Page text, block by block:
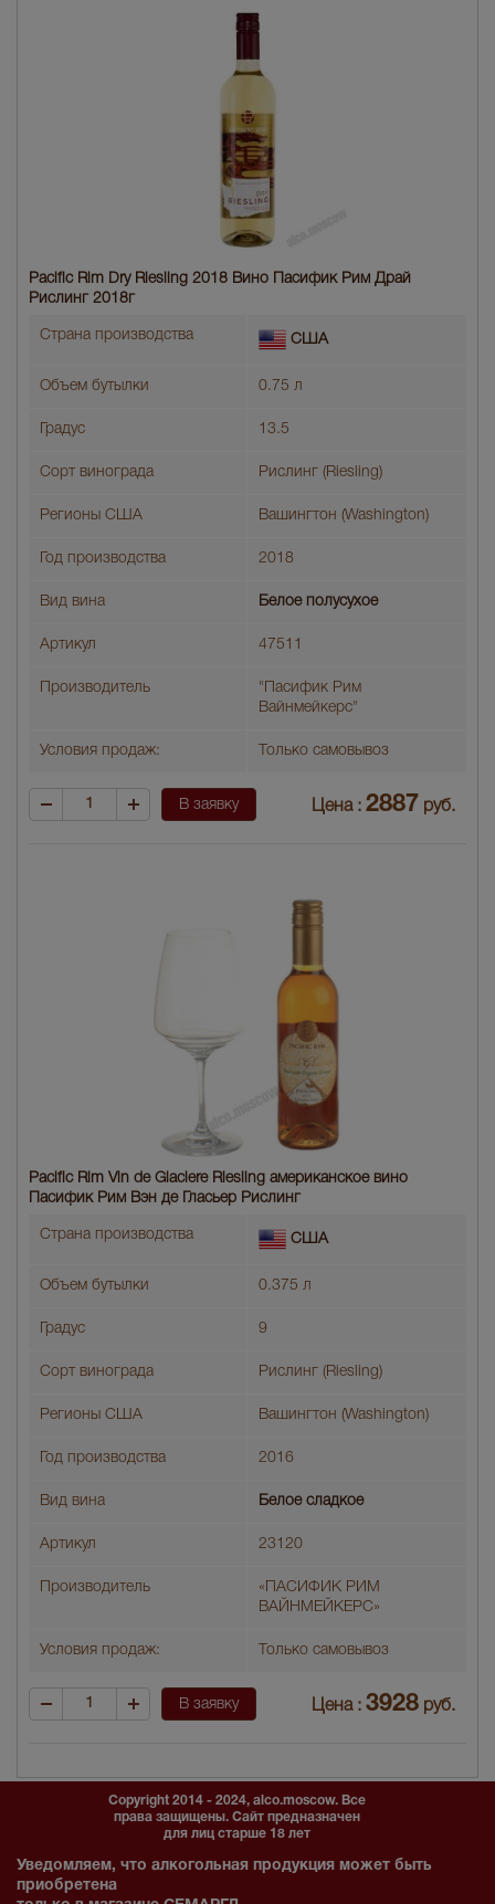
Pacific Rim Dry Riesling 2018 Вино Пасифик Рим Драй
Рислинг 2018г
Страна производства США
Объем бутылки 0.75 л
Градус 13.5
Сорт винограда Рислинг (Riesling)
Регионы США Вашингтон (Washington)
Год производства 2018
Вид вина Белое полусухое
Артикул 47511
Производитель
"Пасифик Рим
Вайнмейкерс"
Условия продаж: Только самовывоз
В заявку Цена : 2887 руб.
Pacific Rim Vin de Glaciere Riesling американское вино
Пасифик Рим Вэн де Гласьер Рислинг
Страна производства США
Объем бутылки 0.375 л
Градус 9
Сорт винограда Рислинг (Riesling)
Регионы США Вашингтон (Washington)
Год производства 2016
Вид вина Белое сладкое
Артикул 23120
Производитель
«ПАСИФИК РИМ
ВАЙНМЕЙКЕРС»
Условия продаж: Только самовывоз
В заявку Цена : 3928 руб.
Copyright 2014 - 2024, alco.moscow. Все
права защищены. Сайт предназначен
для лиц старше 18 лет
Уведомляем, что алкогольная продукция может быть
приобретена